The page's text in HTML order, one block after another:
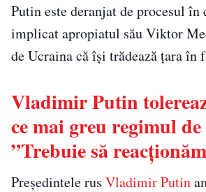
Putin este deranjat de procesul în
implicat apropiatul său Viktor
de Ucraina că își trădează țara în
Vladimir Putin
ce mai greu regimul
”Trebuie să
Preşedintele rus Vladimir Putin